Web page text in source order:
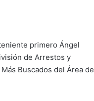
primero Ángel
de Arrestos y
Buscados del Área de